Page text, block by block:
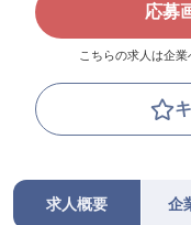
応募
こちらの求人は企業
求人概要 企